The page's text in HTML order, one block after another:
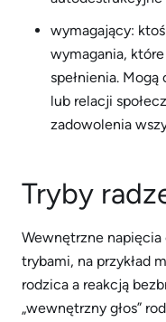
wymagający:
wymagania,
spełnienia.
lub relacji
zadowolenia
Tryby
Wewnętrzne
trybami, na przykład
rodzica a reakcją
„wewnętrzny głos”